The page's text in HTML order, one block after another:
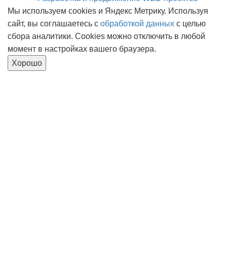
Мы используем cookies и Яндекс Метрику. Используя
сайт, вы соглашаетесь с обработкой данных с целью
сбора аналитики. Cookies можно отключить в любой
момент в настройках вашего браузера.
Хорошо